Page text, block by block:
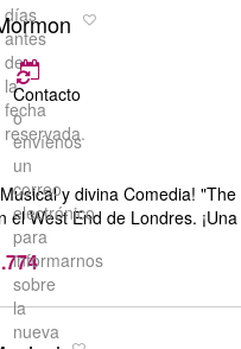
días
antes
de
la
fecha
reservada.
Contacto
o
envíenos
un
correo
electrónico
para
informarnos
sobre
la
nueva
y divina Comedia!
el West End de Londres.